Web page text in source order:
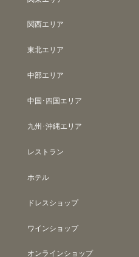
関西エリア
東北エリア
中部エリア
中国･四国エリア
九州･沖縄エリア
レストラン
ホテル
ドレスショップ
ワインショップ
オンラインショップ